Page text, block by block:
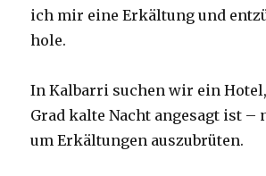
ich mir eine Erkältung und
hole.
In Kalbarri suchen wir ein
Grad kalte Nacht angesagt ist
um Erkältungen auszubrüten.